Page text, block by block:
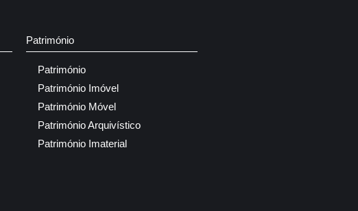
Património
Património
Património Imóvel
Património Móvel
Património Arquivístico
Património Imaterial